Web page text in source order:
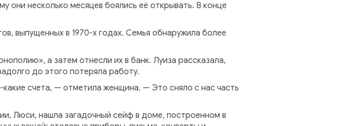
они несколько месяцев боялись её открывать. В конце
выпущенных в 1970-х годах. Семья обнаружила более
а затем отнесли их в банк. Луиза рассказала,
до этого потеряла работу.
счета, — отметила женщина. — Это сняло с нас часть
Люси, нашла загадочный сейф в доме, построенном в